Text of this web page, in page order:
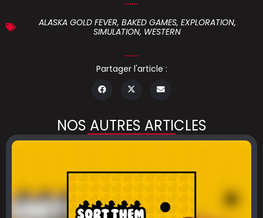
ALASKA GOLD FEVER, BAKED GAMES, EXPLORATION,
SIMULATION, WESTERN
Partager l'article :
NOS AUTRES ARTICLES